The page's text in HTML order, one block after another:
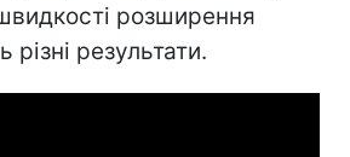
розширення
різні результати.